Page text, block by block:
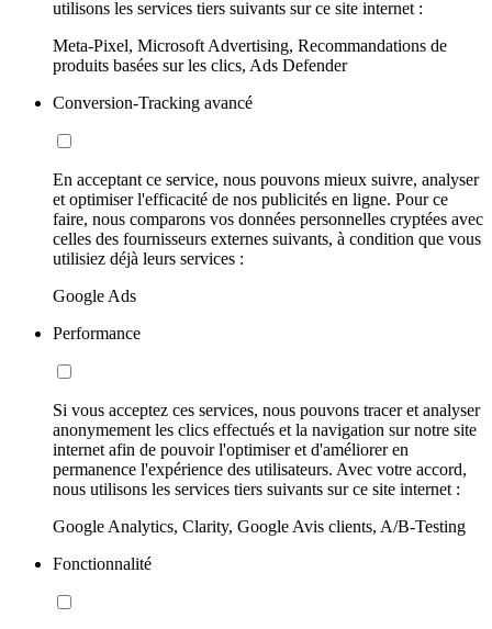
utilisons les services tiers suivants sur ce site internet :
Meta-Pixel, Microsoft Advertising, Recommandations de
produits basées sur les clics, Ads Defender
Conversion-Tracking avancé
En acceptant ce service, nous pouvons mieux suivre, analyser
et optimiser l'efficacité de nos publicités en ligne. Pour ce
faire, nous comparons vos données personnelles cryptées avec
celles des fournisseurs externes suivants, à condition que vous
utilisiez déjà leurs services :
Google Ads
Performance
Si vous acceptez ces services, nous pouvons tracer et analyser
anonymement les clics effectués et la navigation sur notre site
internet afin de pouvoir l'optimiser et d'améliorer en
permanence l'expérience des utilisateurs. Avec votre accord,
nous utilisons les services tiers suivants sur ce site internet :
Google Analytics, Clarity, Google Avis clients, A/B-Testing
Fonctionnalité